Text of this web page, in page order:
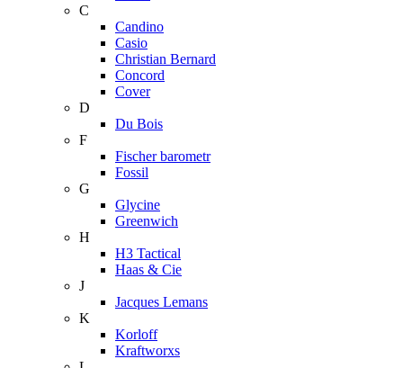
C
Candino
Casio
Christian Bernard
Concord
Cover
D
Du Bois
F
Fischer barometr
Fossil
G
Glycine
Greenwich
H
H3 Tactical
Haas & Cie
J
Jacques Lemans
K
Korloff
Kraftworxs